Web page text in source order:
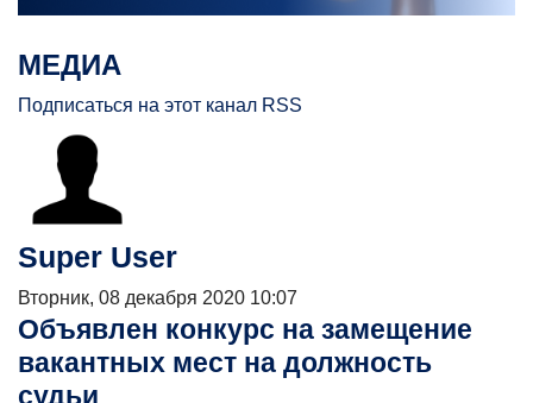
МЕДИА
Подписаться на этот канал RSS
Super User
Вторник, 08 декабря 2020 10:07
Объявлен конкурс на замещение
вакантных мест на должность
судьи